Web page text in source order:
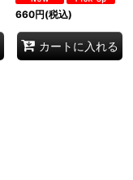
660円(税込)
カートに入れる